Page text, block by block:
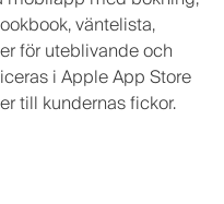
väntelista,
för uteblivande och
i Apple App Store
till kundernas fickor.